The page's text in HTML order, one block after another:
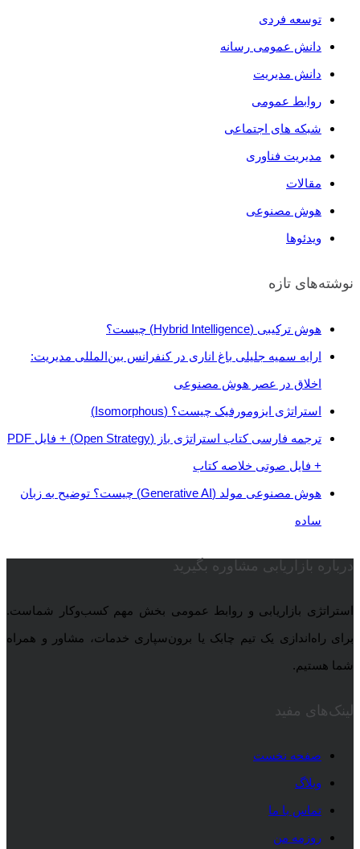
توسعه فردی
دانش عمومی رسانه
دانش مدیریت
روابط عمومی
شبکه های اجتماعی
مدیریت فناوری
مقالات
هوش مصنوعی
ویدئو‌ها
نوشته‌های تازه
هوش ترکیبی (Hybrid Intelligence) چیست؟
ارايه سمیه جلیلی باغ اناری در کنفرانس بین‌المللی مدیریت:
اخلاق در عصر هوش مصنوعی
استراتژی‌ ایزومورفیک چیست؟ (Isomorphous)
ترجمه فارسی کتاب استراتژی باز (Open Strategy) + فایل PDF
+ فایل صوتی خلاصه کتاب
هوش مصنوعی مولد (Generative AI) چیست؟ توضیح به زبان
ساده
درباره بازاریابی مشاوره بگیرید
استراتژی بازاریابی و روابط عمومی بخش مهم کسب‌وکار شماست.
برای راه‌اندازی یک تیم چابک یا برون‌سپاری خدمات، مشاور و همراه
شما هستیم.
لینک‌های مفید
صفحه نخست
وبلاگ
تماس با ما
روزمه من